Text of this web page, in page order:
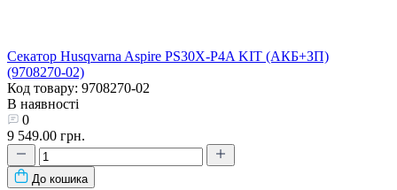
Секатор Husqvarna Aspire PS30X-P4A KIT (АКБ+ЗП)
(9708270-02)
Код товару: 9708270-02
В наявності
0
9 549.00 грн.
До кошика